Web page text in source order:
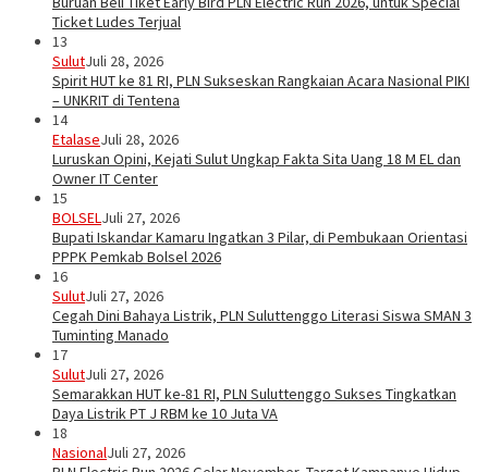
Ticket Ludes Terjual
13
SulutJuli 28, 2026
Spirit HUT ke 81 RI, PLN Sukseskan Rangkaian Acara Nasional PIKI
– UNKRIT di Tentena
14
EtalaseJuli 28, 2026
Luruskan Opini, Kejati Sulut Ungkap Fakta Sita Uang 18 M EL dan
Owner IT Center
15
BOLSELJuli 27, 2026
Bupati Iskandar Kamaru Ingatkan 3 Pilar, di Pembukaan Orientasi
PPPK Pemkab Bolsel 2026
16
SulutJuli 27, 2026
Cegah Dini Bahaya Listrik, PLN Suluttenggo Literasi Siswa SMAN 3
Tuminting Manado
17
SulutJuli 27, 2026
Semarakkan HUT ke-81 RI, PLN Suluttenggo Sukses Tingkatkan
Daya Listrik PT J RBM ke 10 Juta VA
18
NasionalJuli 27, 2026